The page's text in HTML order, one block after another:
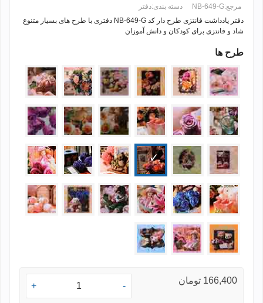
مرجع:NB-649-G دسته بندی:دفتر
دفتر یادداشت فانتزی طرح دار کد NB-649-G دفتری با طرح های بسیار متنوع
شاد و فانتزی برای کودکان و دانش آموزان
ادامه مطلب +
طرح ها
1207-
15
1216-
29
1216-
23
1216-
22
1207-
11
1216-
35
1216-
21
1216-
28
1207-
12
1216-
05
1216-
06
1216-
07
1216-
18
1216-
10
1216-
20
1216-
01
1216-
12
1207-
13
1207-
05
1216-
24
1216-
08
1216-
36
1216-
02
1207-
07
1216-
19
1207-
01
1216-
03
166,400 تومان
-
+